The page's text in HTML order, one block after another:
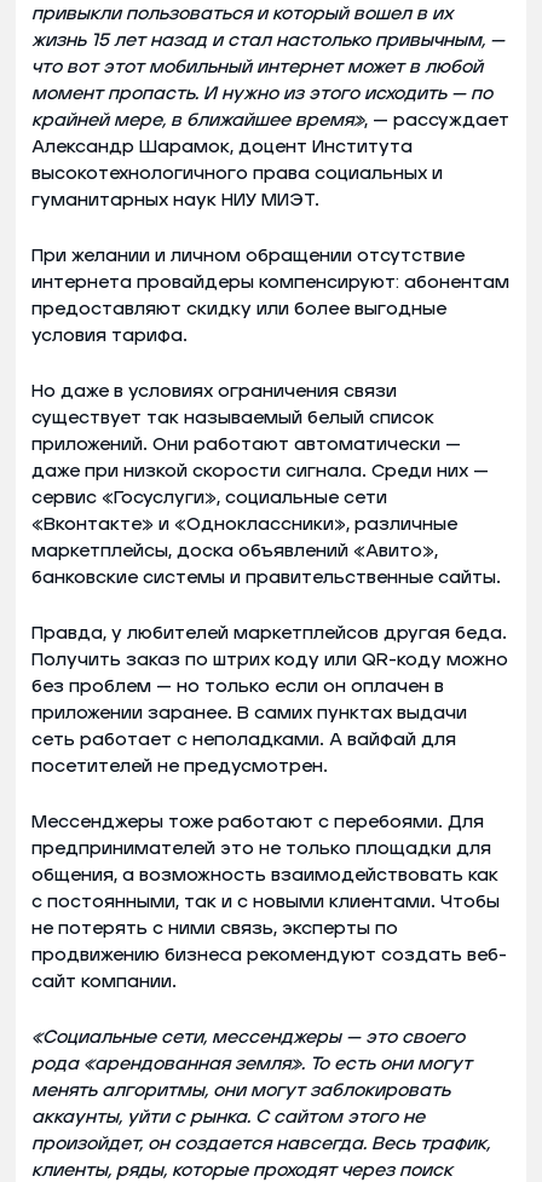
привыкли пользоваться и который вошел в их
жизнь 15 лет назад и стал настолько привычным, —
что вот этот мобильный интернет может в любой
момент пропасть. И нужно из этого исходить — по
крайней мере, в ближайшее время», — рассуждает
Александр Шарамок, доцент Института
высокотехнологичного права социальных и
гуманитарных наук НИУ МИЭТ.
При желании и личном обращении отсутствие
интернета провайдеры компенсируют: абонентам
предоставляют скидку или более выгодные
условия тарифа.
Но даже в условиях ограничения связи
существует так называемый белый список
приложений. Они работают автоматически —
даже при низкой скорости сигнала. Среди них —
сервис «Госуслуги», социальные сети
«Вконтакте» и «Одноклассники», различные
маркетплейсы, доска объявлений «Авито»,
банковские системы и правительственные сайты.
Правда, у любителей маркетплейсов другая беда.
Получить заказ по штрих коду или QR-коду можно
без проблем — но только если он оплачен в
приложении заранее. В самих пунктах выдачи
сеть работает с неполадками. А вайфай для
посетителей не предусмотрен.
Мессенджеры тоже работают с перебоями. Для
предпринимателей это не только площадки для
общения, а возможность взаимодействовать как
с постоянными, так и с новыми клиентами. Чтобы
не потерять с ними связь, эксперты по
продвижению бизнеса рекомендуют создать веб-
сайт компании.
«Социальные сети, мессенджеры — это своего
рода «арендованная земля». То есть они могут
менять алгоритмы, они могут заблокировать
аккаунты, уйти с рынка. С сайтом этого не
произойдет, он создается навсегда. Весь трафик,
клиенты, ряды, которые проходят через поиск